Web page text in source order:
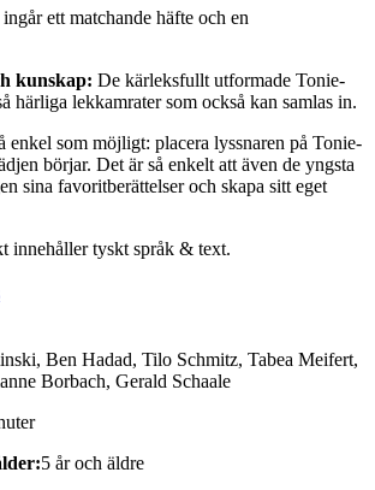
ett matchande häfte och en
kunskap: De kärleksfullt utformade Tonie-
härliga lekkamrater som också kan samlas in.
enkel som möjligt: placera lyssnaren på Tonie-
börjar. Det är så enkelt att även de yngsta
sina favoritberättelser och skapa sitt eget
innehåller tyskt språk & text.
Ben Hadad, Tilo Schmitz, Tabea Meifert,
Borbach, Gerald Schaale
5 år och äldre